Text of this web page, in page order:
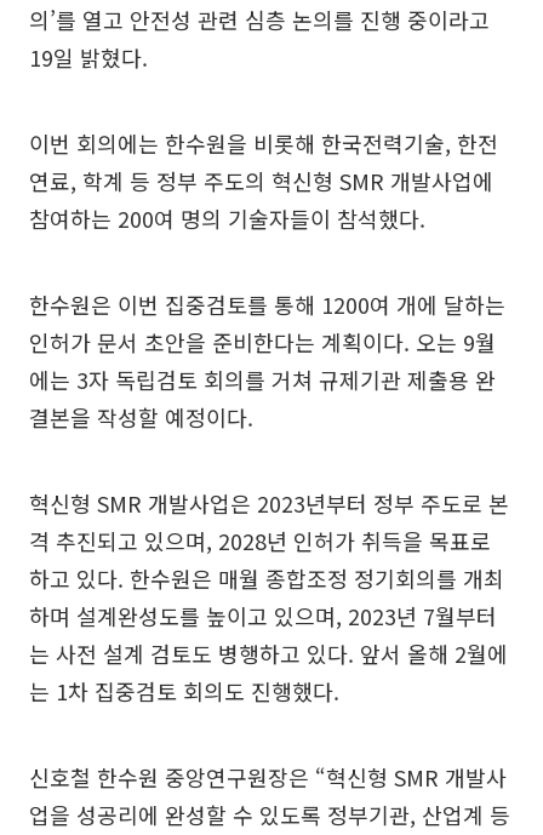
의’를 열고 안전성 관련 심층 논의를 진행 중이라고
19일 밝혔다.
이번 회의에는 한수원을 비롯해 한국전력기술, 한전
연료, 학계 등 정부 주도의 혁신형 SMR 개발사업에
참여하는 200여 명의 기술자들이 참석했다.
한수원은 이번 집중검토를 통해 1200여 개에 달하는
인허가 문서 초안을 준비한다는 계획이다. 오는 9월
에는 3자 독립검토 회의를 거쳐 규제기관 제출용 완
결본을 작성할 예정이다.
혁신형 SMR 개발사업은 2023년부터 정부 주도로 본
격 추진되고 있으며, 2028년 인허가 취득을 목표로
하고 있다. 한수원은 매월 종합조정 정기회의를 개최
하며 설계완성도를 높이고 있으며, 2023년 7월부터
는 사전 설계 검토도 병행하고 있다. 앞서 올해 2월에
는 1차 집중검토 회의도 진행했다.
신호철 한수원 중앙연구원장은 “혁신형 SMR 개발사
업을 성공리에 완성할 수 있도록 정부기관, 산업계 등